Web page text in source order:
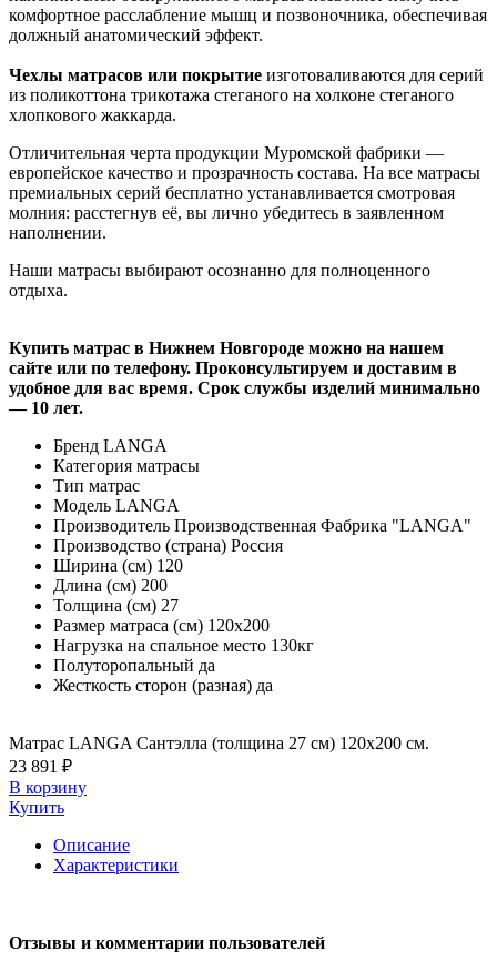
комфортное расслабление мышц и позвоночника, обеспечивая
должный анатомический эффект.
Чехлы матрасов или покрытие изготоваливаются для серий
из поликоттона трикотажа стеганого на холконе стеганого
хлопкового жаккарда.
Отличительная черта продукции Муромской фабрики —
европейское качество и прозрачность состава. На все матрасы
премиальных серий бесплатно устанавливается смотровая
молния: расстегнув её, вы лично убедитесь в заявленном
наполнении.
Наши матрасы выбирают осознанно для полноценного
отдыха.
Купить матрас в Нижнем Новгороде можно на нашем
сайте или по телефону. Проконсультируем и доставим в
удобное для вас время. Срок службы изделий минимально
— 10 лет.
Бренд LANGA
Категория матрасы
Тип матрас
Модель LANGA
Производитель Производственная Фабрика "LANGA"
Производство (страна) Россия
Ширина (см) 120
Длина (см) 200
Толщина (см) 27
Размер матраса (см) 120х200
Нагрузка на спальное место 130кг
Полуторопальный да
Жесткость сторон (разная) да
Матрас LANGA Сантэлла (толщина 27 см) 120х200 см.
23 891 ₽
В корзину
Купить
Описание
Характеристики
Отзывы и комментарии пользователей